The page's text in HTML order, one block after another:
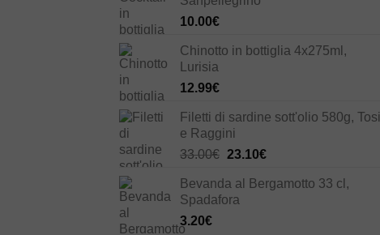
10.00€
Chinotto in bottiglia 4x275ml,
Lurisia
12.99€
Filetti di sardine sott'olio 580g, Tosi
e Raggini
33.00€ Il
originale
era:
23.10€Il
attuale
Bevanda al Bergamotto 33 cl,
Spadafora
3.20€